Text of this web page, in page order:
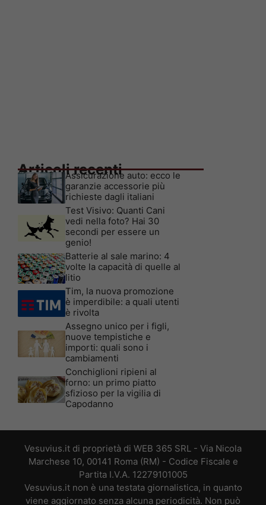
Articoli recenti
Assicurazione auto: ecco le
garanzie accessorie più
richieste dagli italiani
Test Visivo: Quanti Cani
vedi nella foto? Hai 30
secondi per essere un
genio!
Batterie al sale marino: 4
volte la capacità di quelle al
litio
Tim, la nuova promozione
è imperdibile: a quali utenti
è rivolta
Assegno unico per i figli,
nuove tempistiche e
importi: quali sono i
cambiamenti
Conchiglioni ripieni al
forno: un primo piatto
sfizioso per la vigilia di
Capodanno
Vesuvius.it di proprietà di WEB 365 SRL - Via Nicola
Marchese 10, 00141 Roma (RM) - Codice Fiscale e
Partita I.V.A. 12279101005
Vesuvius.it non è una testata giornalistica, in quanto
viene aggiornato senza alcuna periodicità. Non può